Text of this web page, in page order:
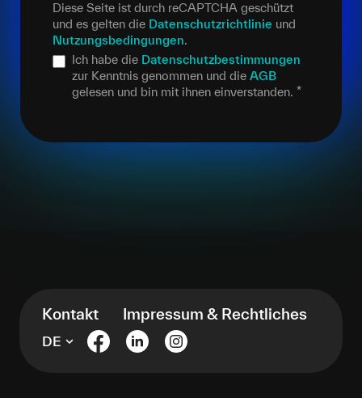
Diese Seite ist durch reCAPTCHA geschützt
und es gelten die Datenschutzrichtlinie und
Nutzungsbedingungen.
Ich habe die Datenschutzbestimmungen
zur Kenntnis genommen und die AGB
gelesen und bin mit ihnen einverstanden. *
Kontakt Impressum & Rechtliches
DE